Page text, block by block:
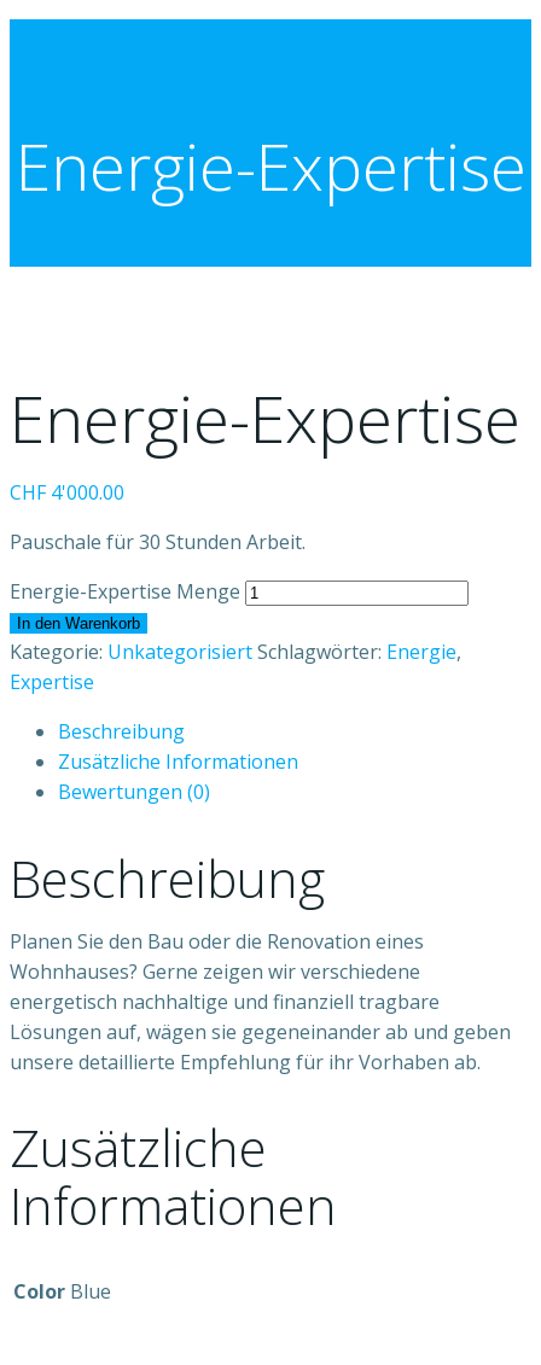
Energie-Expertise
Energie-Expertise
CHF4'000.00
Pauschale für 30 Stunden Arbeit.
Energie-Expertise Menge
In den Warenkorb
Kategorie: UnkategorisiertSchlagwörter: Energie,
Expertise
Beschreibung
Zusätzliche Informationen
Bewertungen (0)
Beschreibung
Planen Sie den Bau oder die Renovation eines
Wohnhauses? Gerne zeigen wir verschiedene
energetisch nachhaltige und finanziell tragbare
Lösungen auf, wägen sie gegeneinander ab und geben
unsere detaillierte Empfehlung für ihr Vorhaben ab.
Zusätzliche
Informationen
Color Blue